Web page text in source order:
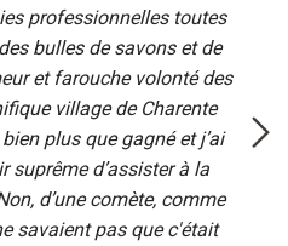
professionnelles toutes
bulles de savons et de
et farouche volonté des
village de Charente
plus que gagné et j’ai
suprême d’assister à la
d’une comète, comme
savaient pas que c'était